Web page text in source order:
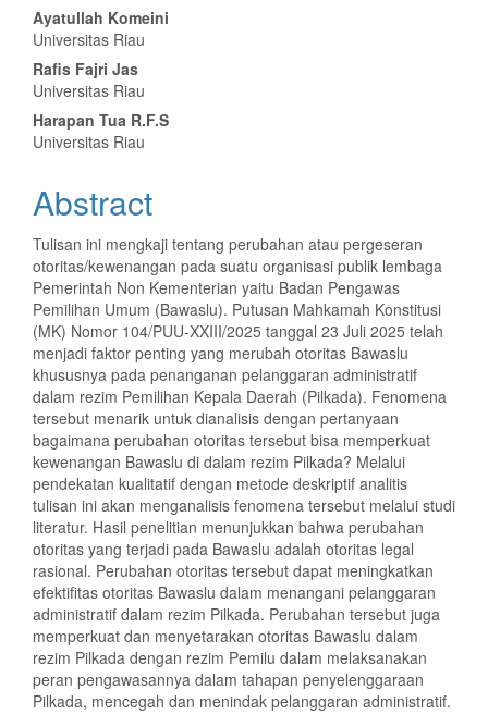
Main
Article
Content
Ayatullah Komeini
Universitas Riau
Rafis Fajri Jas
Universitas Riau
Harapan Tua R.F.S
Universitas Riau
Abstract
Tulisan ini mengkaji tentang perubahan atau pergeseran
otoritas/kewenangan pada suatu organisasi publik lembaga
Pemerintah Non Kementerian yaitu Badan Pengawas
Pemilihan Umum (Bawaslu). Putusan Mahkamah Konstitusi
(MK) Nomor 104/PUU-XXIII/2025 tanggal 23 Juli 2025 telah
menjadi faktor penting yang merubah otoritas Bawaslu
khususnya pada penanganan pelanggaran administratif
dalam rezim Pemilihan Kepala Daerah (Pilkada). Fenomena
tersebut menarik untuk dianalisis dengan pertanyaan
bagaimana perubahan otoritas tersebut bisa memperkuat
kewenangan Bawaslu di dalam rezim Pilkada? Melalui
pendekatan kualitatif dengan metode deskriptif analitis
tulisan ini akan menganalisis fenomena tersebut melalui studi
literatur. Hasil penelitian menunjukkan bahwa perubahan
otoritas yang terjadi pada Bawaslu adalah otoritas legal
rasional. Perubahan otoritas tersebut dapat meningkatkan
efektifitas otoritas Bawaslu dalam menangani pelanggaran
administratif dalam rezim Pilkada. Perubahan tersebut juga
memperkuat dan menyetarakan otoritas Bawaslu dalam
rezim Pilkada dengan rezim Pemilu dalam melaksanakan
peran pengawasannya dalam tahapan penyelenggaraan
Pilkada, mencegah dan menindak pelanggaran administratif.